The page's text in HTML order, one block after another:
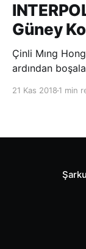
Güney
Çinli Mıng
ardından
21 Kas 2018 1 min